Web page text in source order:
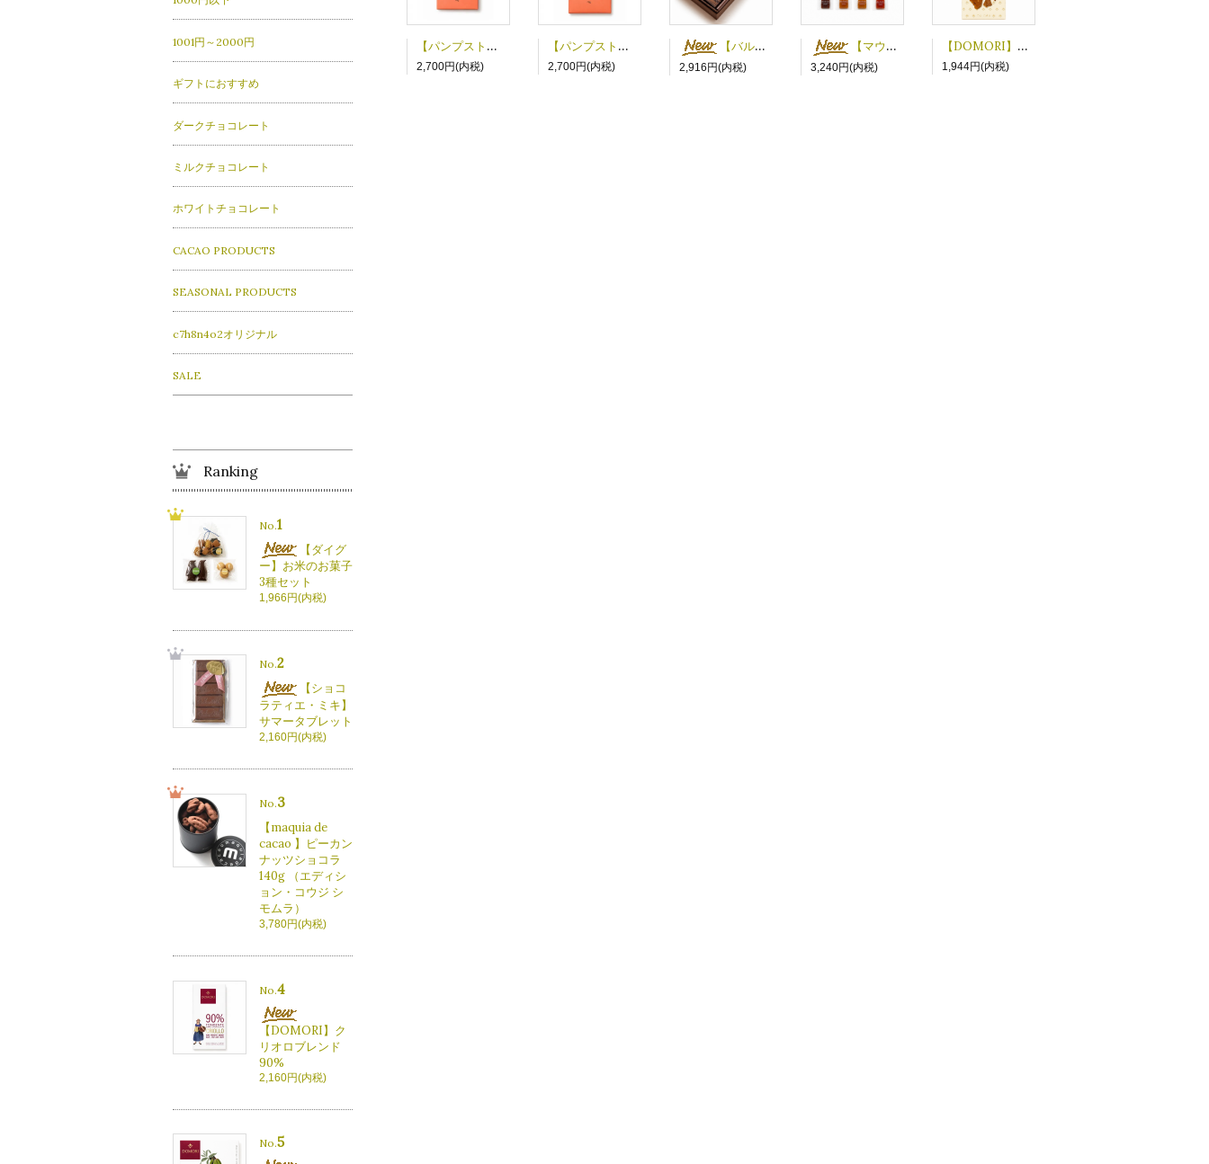
【パンプストリート】エクアドルホワイト44%
2,700円(内税)
【パンプストリート】ハイチダークミルク60%
2,700円(内税)
【バルベーロ】チョコレート６粒詰め合わせ
2,916円(内税)
【マウイフルーツジュエルズ】フルーツゼリー１２P
3,240円(内税)
【DOMORI】キャラメルピーカンナッツ ホワイトチョコレート
1,944円(内税)
1001円～2000円
ギフトにおすすめ
ダークチョコレート
ミルクチョコレート
ホワイトチョコレート
CACAO PRODUCTS
SEASONAL PRODUCTS
c7h8n4o2オリジナル
SALE
Ranking
No.1
【ダイグ
ー】お米のお菓子
3種セット
1,966円(内税)
No.2
【ショコ
ラティエ・ミキ】
サマータブレット
2,160円(内税)
No.3
【maquia de
cacao 】ピーカン
ナッツショコラ
140g （エディシ
ョン・コウジ シ
モムラ）
3,780円(内税)
No.4
【DOMORI】ク
リオロブレンド
90%
2,160円(内税)
No.5